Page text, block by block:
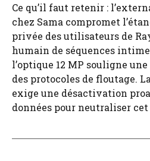
Ce qu’il faut retenir :
chez Sama compromet
privée des utilisateurs de
humain de séquences
l’optique 12 MP souligne
des protocoles de floutage.
exige une désactivation
données pour neutraliser cet